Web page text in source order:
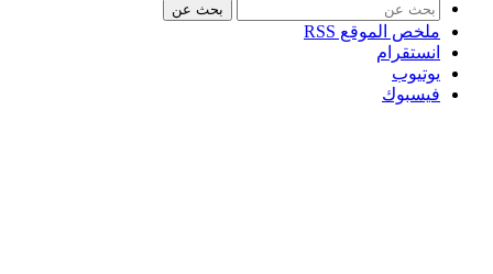
بحث عن
ملخص الموقع RSS
انستقرام
يوتيوب
فيسبوك